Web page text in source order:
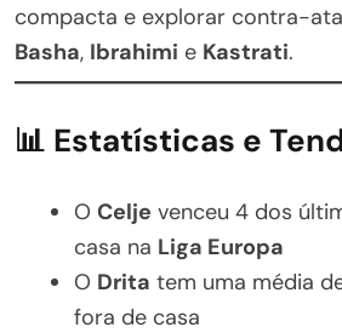
compacta e explorar contra-
Basha, Ibrahimi e Kastrati.
📊 Estatísticas e
O Celje venceu 4 dos
casa na Liga Europa
O Drita tem uma média
fora de casa